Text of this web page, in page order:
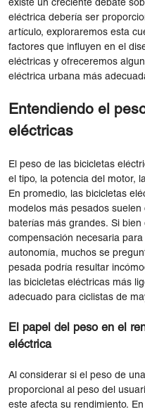
existe un creciente debate
eléctrica debería ser
artículo, exploraremos esta
factores que influyen en el
eléctricas y ofreceremos
eléctrica urbana más
Entendiendo el
eléctricas
El peso de las bicicletas
el tipo, la potencia del motor,
En promedio, las bicicletas
modelos más pesados
baterías más grandes. Si
compensación necesaria
autonomía, muchos se
pesada podría resultar
las bicicletas eléctricas más
adecuado para ciclistas de
El papel del peso en el
eléctrica
Al considerar si el peso de
proporcional al peso del
este afecta su rendimiento.